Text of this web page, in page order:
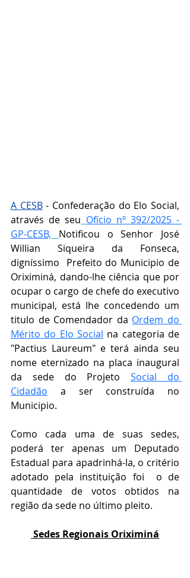
A CESB - Confederação do Elo Social,
através de seu Ofício nº 392/2025 -
GP-CESB,
Notificou o Senhor José
Willian Siqueira da Fonseca,
digníssimo  Prefeito do Municipio de
Oriximiná, dando-lhe ciência que por
ocupar o cargo de chefe do executivo
municipal, está lhe concedendo um
titulo de Comendador da Ordem do
Mérito do Elo Social na categoria de
"Pactius Laureum" e terá ainda seu
nome eternizado na placa inaugural
da sede do Projeto Social do
Cidadão a ser construída no
Municipio.
Como cada uma de suas sedes,
poderá ter apenas um Deputado
Estadual para apadrinhá-la, o critério
adotado pela instituição foi  o de
quantidade de votos obtidos na
região da sede no último pleito.
Sedes Regionais Oriximiná